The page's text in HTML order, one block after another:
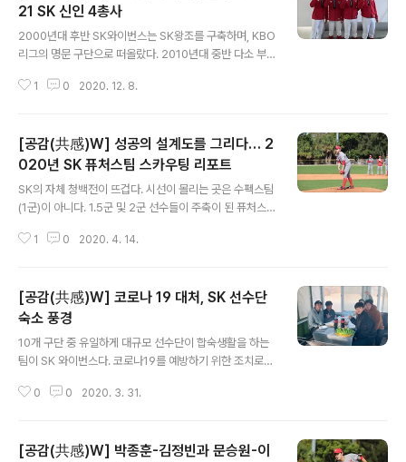
21 SK 신인 4총사
2000년대 후반 SK와이번스는 SK왕조를 구축하며, KBO
리그의 명문 구단으로 떠올랐다. 2010년대 중반 다소 부
년 넘는 기간 비룡 왕조라는 위엄을 달성했다. 하지만 왕조
단은 미래를 생각해야 한다. 젊은 비룡들이 무럭무럭 자라
야 SK왕조를 다시 꿈꿔볼 수 있다. SK가 지명한 2021년
신인들은 다분히 미래를 염두에 둔 인재들이다. 물론 1차지
명 김건우를 비롯, 지명된 신인들도 SK 왕조를 이끌었던
주역들의 후계자를 꿈꾸고 있다. 2021 신인 4총사의 당찬
각오를 들어보는 시간을 가져봤다. ‘성공한 슼린이’ 김건우
1 0 2020. 12. 8.
[공감(共感)W] 성공의 설계도를 그리다… 2
020년 SK 퓨처스팀 스카우팅 리포트
SK의 자체 청백전이 뜨겁다. 시선이 몰리는 곳은 수펙스팀
(1군)이 아니다. 1.5군 및 2군 선수들이 주축이 된 퓨처스
다. 패기는 물론이고, 과감한 플레이로 성공적인 오디션 무
당시부터 퓨처스팀을 유심히 지켜보고 조언을 아끼지 않은
염경엽 SK 감독 또한 “선수들이 무엇을 해야 할지 정확하
게 알고 훈련을 했다. 다들 열심히 했다”면서 흐뭇한 미소
를 숨기지 않는다. 청백전 일정이 계속되고 있는 지금, 전지
은 다소 낯선 어린 선수(만 26세 이하)들의 스카우팅 리포
1 0 2020. 4. 14.
[공감(共感)W] 코로나 19 대처, SK 선수단
숙소 풍경
10개 구단 중 유일하게 대규모 선수단이 합숙생활을 하는
팀이 SK 와이번스다. 코로나19를 예방하기 위한 조치로
두 숙소에서 생활하도록 했다. 미혼 선수들은 아무래도 외
선수단 전체로 퍼질 수 있다는 위기 의식이 이런 적극적인
0 0 2020. 3. 31.
[공감(共感)W] 박종훈-김정빈과 문승원-이